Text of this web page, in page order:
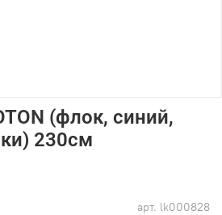
арт. lk000828
(флок, синий,
230см